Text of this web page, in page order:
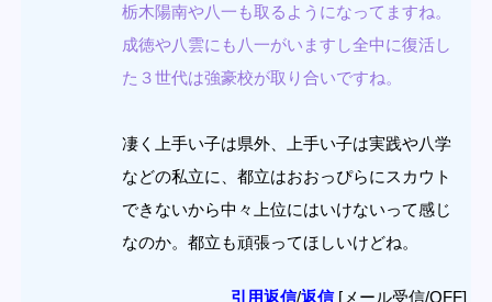
栃木陽南や八一も取るようになってますね。
成徳や八雲にも八一がいますし全中に復活し
た３世代は強豪校が取り合いですね。
凄く上手い子は県外、上手い子は実践や八学
などの私立に、都立はおおっぴらにスカウト
できないから中々上位にはいけないって感じ
なのか。都立も頑張ってほしいけどね。
引用返信/返信[メール受信/OFF]